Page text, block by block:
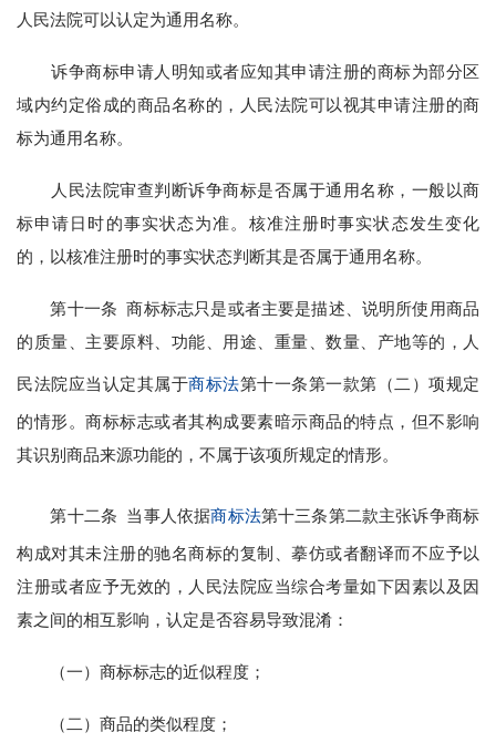
人民法院可以认定为通用名称。
诉争商标申请人明知或者应知其申请注册的商标为部分区
域内约定俗成的商品名称的，人民法院可以视其申请注册的商
标为通用名称。
人民法院审查判断诉争商标是否属于通用名称，一般以商
标申请日时的事实状态为准。核准注册时事实状态发生变化
的，以核准注册时的事实状态判断其是否属于通用名称。
第十一条 商标标志只是或者主要是描述、说明所使用商品
的质量、主要原料、功能、用途、重量、数量、产地等的，人
民法院应当认定其属于商标法第十一条第一款第（二）项规定
的情形。商标标志或者其构成要素暗示商品的特点，但不影响
其识别商品来源功能的，不属于该项所规定的情形。
第十二条 当事人依据商标法第十三条第二款主张诉争商标
构成对其未注册的驰名商标的复制、摹仿或者翻译而不应予以
注册或者应予无效的，人民法院应当综合考量如下因素以及因
素之间的相互影响，认定是否容易导致混淆：
（一）商标标志的近似程度；
（二）商品的类似程度；